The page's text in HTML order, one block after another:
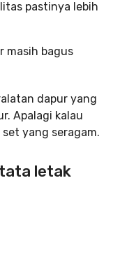
pastinya lebih
dapur yang
Apalagi kalau
yang seragam.
letak